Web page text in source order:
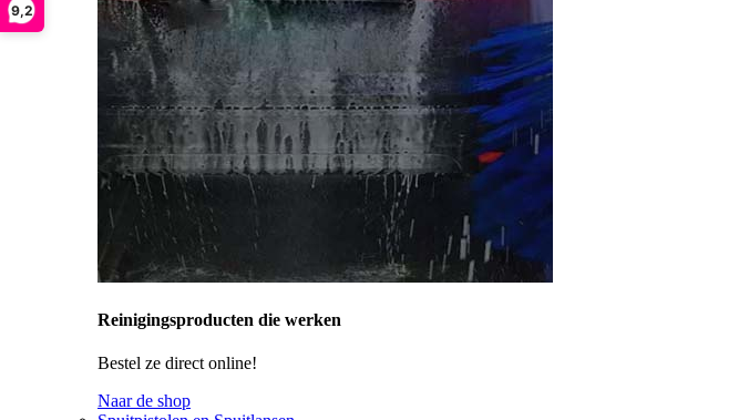
9,2
Reinigingsproducten die werken
Bestel ze direct online!
Naar de shop